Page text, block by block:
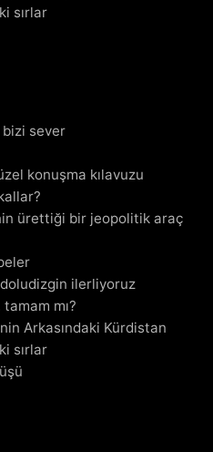
sırlar
sever
konuşma kılavuzu
ürettiği bir jeopolitik araç
doludizgin ilerliyoruz
mı?
Arkasındaki Kürdistan
sırlar